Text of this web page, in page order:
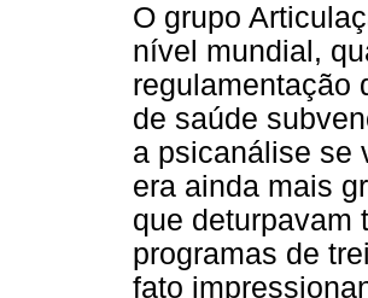
O grupo
nível mundial,
regulamentação
de saúde
a psicanálise se
era ainda mais
que deturpavam
programas de
fato